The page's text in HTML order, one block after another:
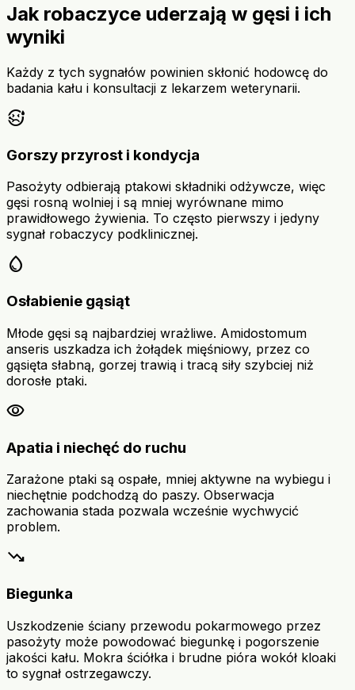
Jak robaczyce uderzają w gęsi i ich
wyniki
Każdy z tych sygnałów powinien skłonić hodowcę do
badania kału i konsultacji z lekarzem weterynarii.
sick
Gorszy przyrost i kondycja
Pasożyty odbierają ptakowi składniki odżywcze, więc
gęsi rosną wolniej i są mniej wyrównane mimo
prawidłowego żywienia. To często pierwszy i jedyny
sygnał robaczycy podklinicznej.
water_drop
Osłabienie gąsiąt
Młode gęsi są najbardziej wrażliwe. Amidostomum
anseris uszkadza ich żołądek mięśniowy, przez co
gąsięta słabną, gorzej trawią i tracą siły szybciej niż
dorosłe ptaki.
visibility
Apatia i niechęć do ruchu
Zarażone ptaki są ospałe, mniej aktywne na wybiegu i
niechętnie podchodzą do paszy. Obserwacja
zachowania stada pozwala wcześnie wychwycić
problem.
trending_down
Biegunka
Uszkodzenie ściany przewodu pokarmowego przez
pasożyty może powodować biegunkę i pogorszenie
jakości kału. Mokra ściółka i brudne pióra wokół kloaki
to sygnał ostrzegawczy.